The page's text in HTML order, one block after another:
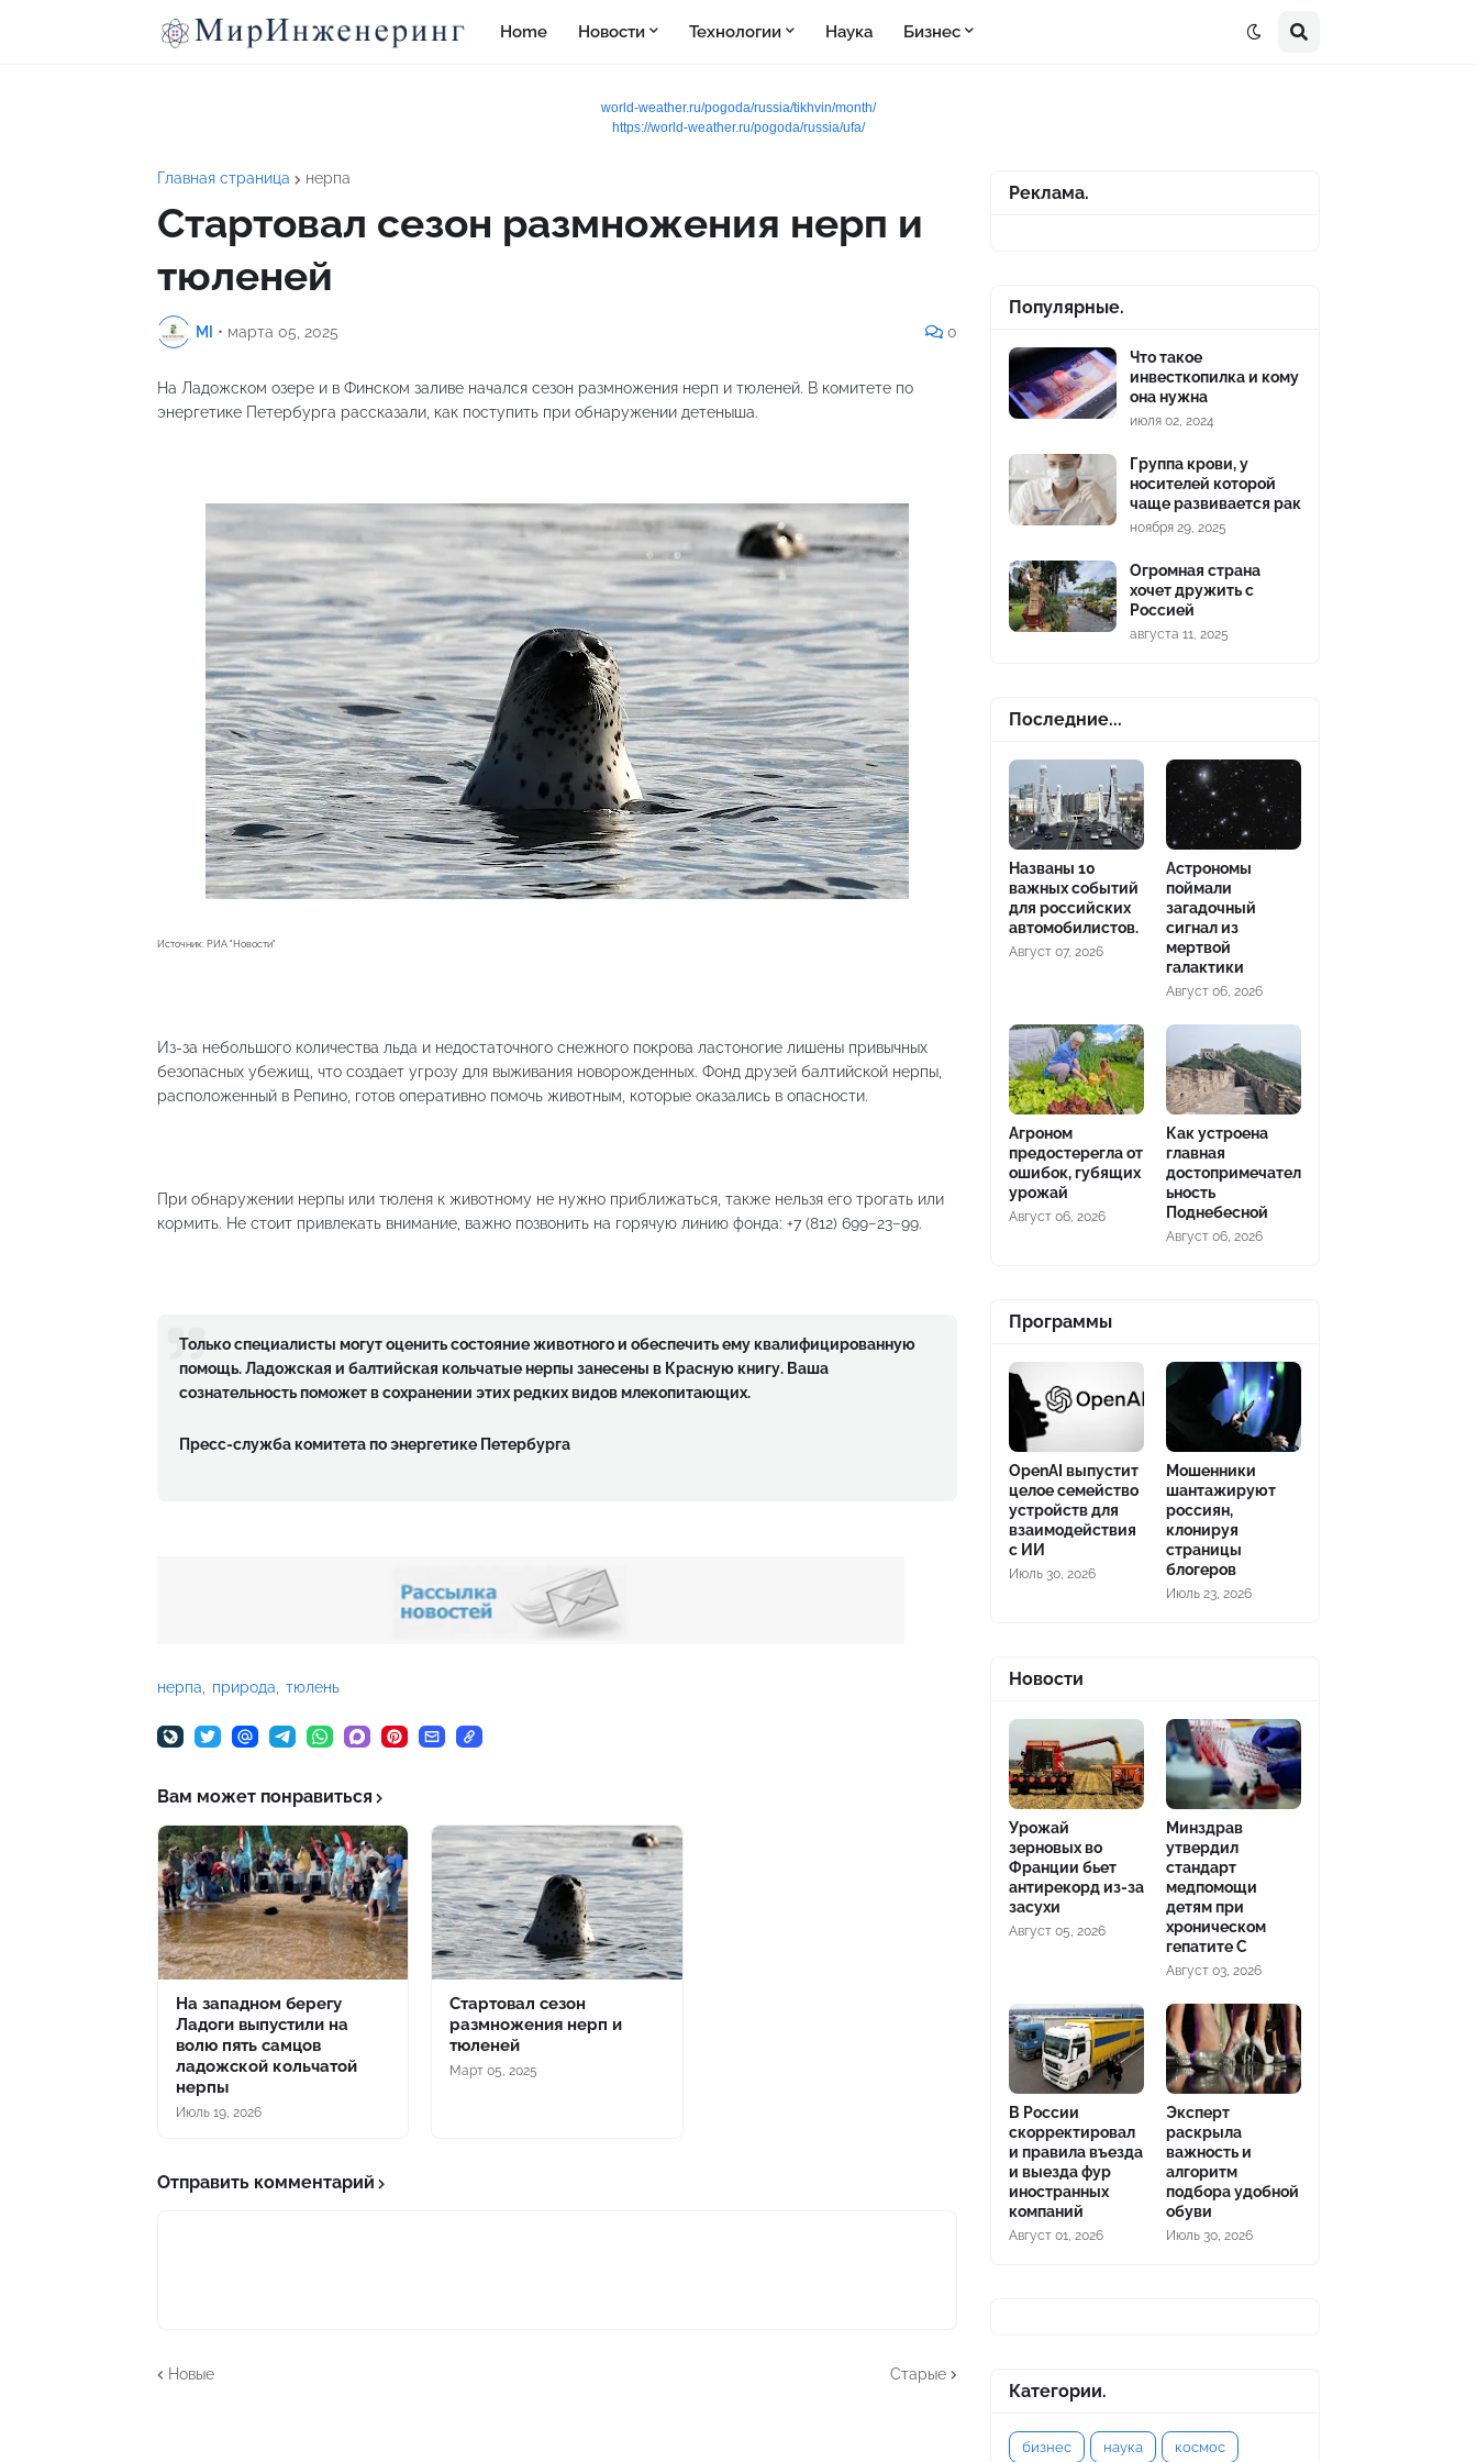
Home Новости Технологии Наука Бизнес
world-weather.ru/pogoda/russia/tikhvin/month/
https://world-weather.ru/pogoda/russia/ufa/
Главная страница нерпа
Стартовал сезон размножения нерп и
тюленей
MI • марта 05, 2025 0
На Ладожском озере и в Финском заливе начался сезон размножения нерп и тюленей. В комитете по
энергетике Петербурга рассказали, как поступить при обнаружении детеныша.
Источник: РИА "Новости"
Из-за небольшого количества льда и недостаточного снежного покрова ластоногие лишены привычных
безопасных убежищ, что создает угрозу для выживания новорожденных. Фонд друзей балтийской нерпы,
расположенный в Репино, готов оперативно помочь животным, которые оказались в опасности.
При обнаружении нерпы или тюленя к животному не нужно приближаться, также нельзя его трогать или
кормить. Не стоит привлекать внимание, важно позвонить на горячую линию фонда: +7 (812) 699−23−99.
Только специалисты могут оценить состояние животного и обеспечить ему квалифицированную
помощь. Ладожская и балтийская кольчатые нерпы занесены в Красную книгу. Ваша
сознательность поможет в сохранении этих редких видов млекопитающих.
Пресс-служба комитета по энергетике Петербурга
нерпа природа тюлень
Вам может понравиться
На западном берегу
Ладоги выпустили на
волю пять самцов
ладожской кольчатой
нерпы
Июль 19, 2026
Стартовал сезон
размножения нерп и
тюленей
Март 05, 2025
Отправить комментарий
Новые Старые
Реклама.
Популярные.
Что такое
инвесткопилка и кому
она нужна
июля 02, 2024
Группа крови, у
носителей которой
чаще развивается рак
ноября 29, 2025
Огромная страна
хочет дружить с
Россией
августа 11, 2025
Последние...
Названы 10
важных событий
для российских
автомобилистов.
Август 07, 2026
Астрономы
поймали
загадочный
сигнал из
мертвой
галактики
Август 06, 2026
Агроном
предостерегла от
ошибок, губящих
урожай
Август 06, 2026
Как устроена
главная
достопримечател
ьность
Поднебесной
Август 06, 2026
Программы
OpenAI выпустит
целое семейство
устройств для
взаимодействия
с ИИ
Июль 30, 2026
Мошенники
шантажируют
россиян,
клонируя
страницы
блогеров
Июль 23, 2026
Новости
Урожай
зерновых во
Франции бьет
антирекорд из-за
засухи
Август 05, 2026
Минздрав
утвердил
стандарт
медпомощи
детям при
хроническом
гепатите С
Август 03, 2026
В России
скорректировал
и правила въезда
и выезда фур
иностранных
компаний
Август 01, 2026
Эксперт
раскрыла
важность и
алгоритм
подбора удобной
обуви
Июль 30, 2026
Категории.
бизнес наука космос